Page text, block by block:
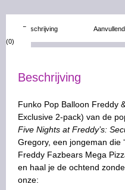
Beschrijving
(0)
Beschrijving
Funko Pop Balloon Freddy
Exclusive 2-pack) van de
Five Nights at Freddy’s:
Gregory, een jongeman die
Freddy Fazbears Mega
en haal je de ochtend
onze: